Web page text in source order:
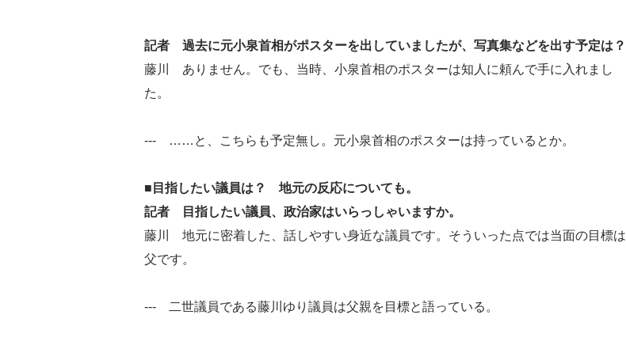
記者 過去に元小泉首相がポスターを出していましたが、写真集などを出す予定は？
藤川 ありません。でも、当時、小泉首相のポスターは知人に頼んで手に入れまし
た。
--- ……と、こちらも予定無し。元小泉首相のポスターは持っているとか。
■目指したい議員は？ 地元の反応についても。
記者 目指したい議員、政治家はいらっしゃいますか。
藤川 地元に密着した、話しやすい身近な議員です。そういった点では当面の目標は
父です。
--- 二世議員である藤川ゆり議員は父親を目標と語っている。